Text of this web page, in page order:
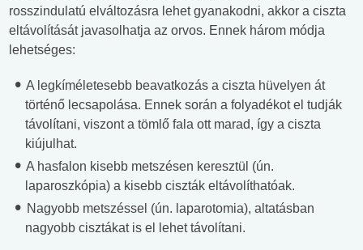
rosszindulatú elváltozásra lehet gyanakodni, akkor a ciszta
eltávolítását javasolhatja az orvos. Ennek három módja
lehetséges:
A legkíméletesebb beavatkozás a ciszta hüvelyen át
történő lecsapolása. Ennek során a folyadékot el tudják
távolítani, viszont a tömlő fala ott marad, így a ciszta
kiújulhat.
A hasfalon kisebb metszésen keresztül (ún.
laparoszkópia) a kisebb ciszták eltávolíthatóak.
Nagyobb metszéssel (ún. laparotomia), altatásban
nagyobb cisztákat is el lehet távolítani.